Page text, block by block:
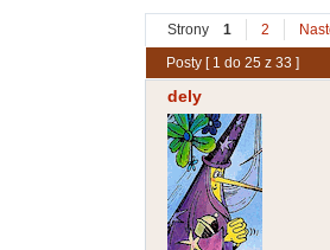
Strony 1 2
Posty [ 1 do 25 z 33 ]
dely